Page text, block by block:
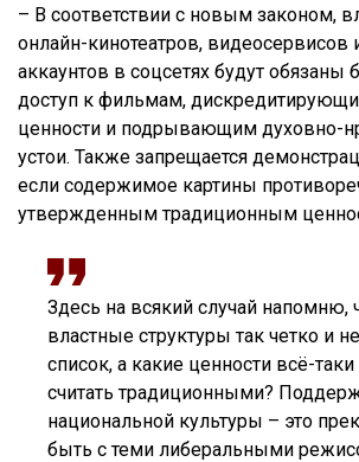
– В соответствии с новым законом,
онлайн-кинотеатров, видеосервисов
аккаунтов в соцсетях будут обязаны
доступ к фильмам,
ценности и подрывающим духовно-
устои. Также запрещается
если содержимое картины
утвержденным традиционным
Здесь на всякий случай напомню,
властные структуры так четко и
список, а какие ценности всё-
считать традиционными?
национальной культуры – это
быть с теми либеральными